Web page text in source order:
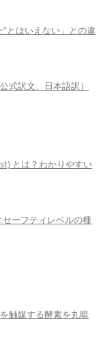
とはいえない」との違
訳文、日本語訳）
とは？わかりやすい
セーフティレベルの種
触媒する酵素を丸暗